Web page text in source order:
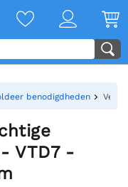
benodigdheden
VTD7 -